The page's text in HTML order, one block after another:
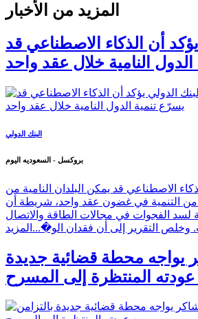
المزيد من الأخبار
يؤكد أن الذكاء الاصطناعي قد
النامية خلال عقد واحد
البنك الدولي
بروكسل - السعوديه اليوم
الاصطناعي قد يمكن البلدان النامية من
من التنمية في غضون عقد واحد، شريطة أن
الفجوات في مجالات الطاقة والاتصال
وخلص التقرير إلى أن فقدان الو�... المزيد
يواجه محطة قضائية جديدة
عودته المنتظرة إلى المسرح